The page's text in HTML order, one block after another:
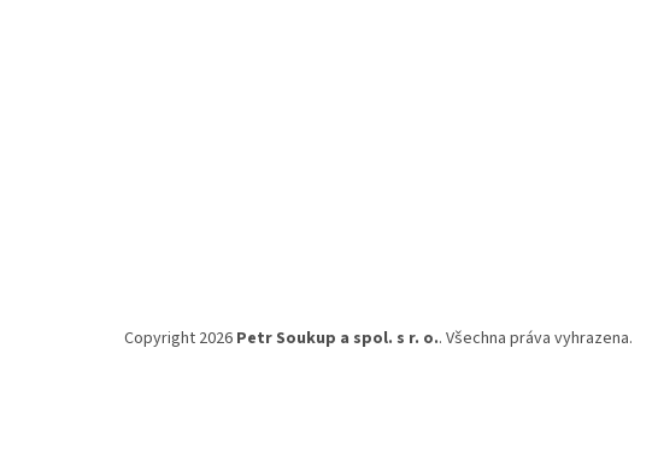
Copyright 2026 Petr Soukup a spol. s r. o.. Všechna práva vyhrazena.